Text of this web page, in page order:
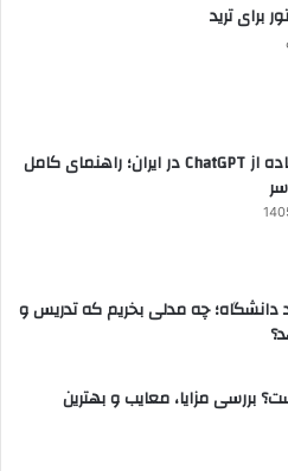
برای ترید
نحوه استفاده از ChatGPT در ایران؛ راهنمای کامل
چه مدلی بخریم که تدریس و
بررسی مزایا، معایب و بهترین